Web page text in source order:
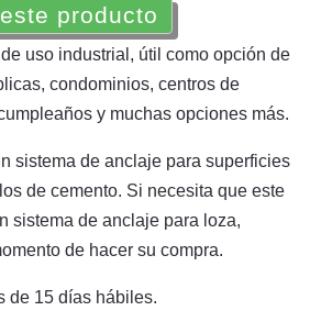
producto
uso industrial, útil como opción de
condominios, centros de
y muchas opciones más.
sistema de anclaje para superficies
de cemento. Si necesita que este
sistema de anclaje para loza,
de hacer su compra.
de 15 días hábiles.